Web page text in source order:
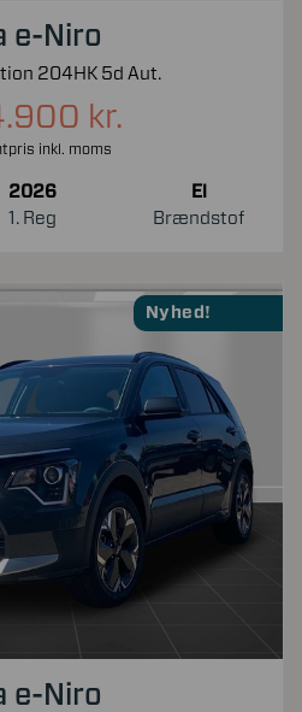
e-Niro
204HK 5d Aut.
kr.
inkl. moms
2026
1. Reg
El
Brændstof
Nyhed!
e-Niro